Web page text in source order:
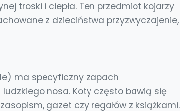
troski i ciepła. Ten przedmiot kojarzy
z dzieciństwa przyzwyczajenie,
ma specyficzny zapach
nosa. Koty często bawią się
gazet czy regałów z książkami.